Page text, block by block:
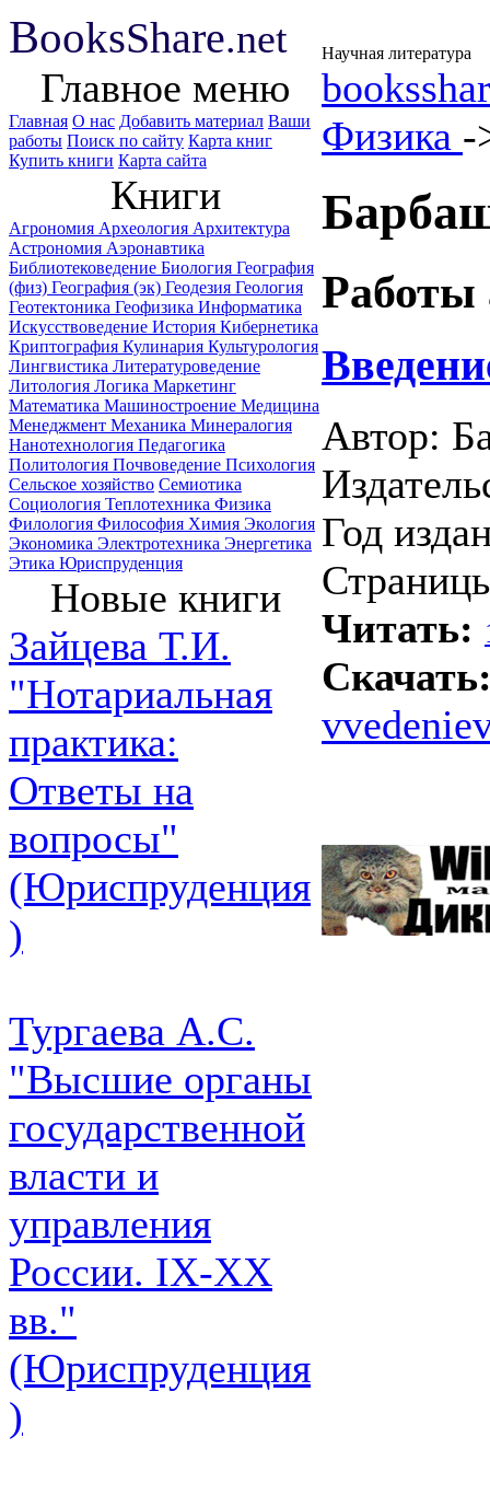
BooksShare.net Научная литература
Главное меню
Главная О нас Добавить материал Ваши
работы Поиск по сайту Карта книг
Купить книги Карта сайта
Книги
Агрономия Археология Архитектура
Астрономия Аэронавтика
Библиотековедение Биология География
(физ) География (эк) Геодезия Геология
Геотектоника Геофизика Информатика
Искусствоведение История Кибернетика
Криптография Кулинария Культурология
Лингвистика Литературоведение
Литология Логика Маркетинг
Математика Машиностроение Медицина
Менеджмент Механика Минералогия
Нанотехнология Педагогика
Политология Почвоведение Психология
Сельское хозяйство Семиотика
Социология Теплотехника Физика
Филология Философия Химия Экология
Экономика Электротехника Энергетика
Этика Юриспруденция
Новые книги
Зайцева Т.И.
"Нотариальная
практика:
Ответы на
вопросы"
(Юриспруденция
)
Тургаева А.С.
"Высшие органы
государственной
власти и
управления
России. IХ-ХХ
вв."
(Юриспруденция
)
Физика -
Работы
Автор:
Год
Читать: